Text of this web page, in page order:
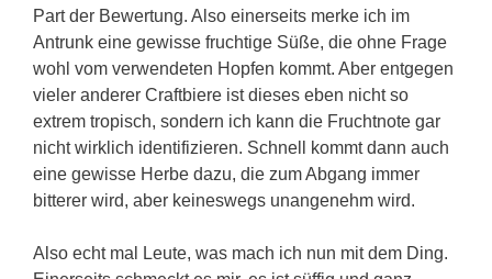
Part der Bewertung. Also einerseits merke ich im
Antrunk eine gewisse fruchtige Süße, die ohne Frage
wohl vom verwendeten Hopfen kommt. Aber entgegen
vieler anderer Craftbiere ist dieses eben nicht so
extrem tropisch, sondern ich kann die Fruchtnote gar
nicht wirklich identifizieren. Schnell kommt dann auch
eine gewisse Herbe dazu, die zum Abgang immer
bitterer wird, aber keineswegs unangenehm wird.
Also echt mal Leute, was mach ich nun mit dem Ding.